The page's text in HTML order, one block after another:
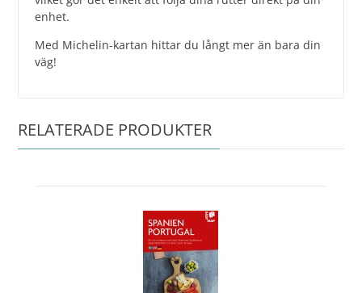
enhet.
Med Michelin-kartan hittar du långt mer än bara din
väg!
RELATERADE PRODUKTER